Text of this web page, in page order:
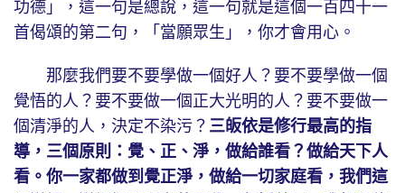
功德」，這一句是總說，這一句就是這個一百四十一
首偈頌的第二句，「當願眾生」，你才會用心。
那麼我們要不要學做一個好人？要不要學做一個
覺悟的人？要不要做一個正大光明的人？要不要做一
個清淨的人，決定不染污？ 三皈依是修行最高的指
導，三個原則：覺、正、淨，做給誰看？做給天下人
看。你一家都做到覺正淨，做給一切家庭看，我們這